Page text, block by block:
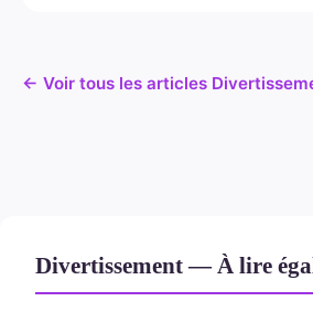
← Voir tous les articles
Divertissement — À lire